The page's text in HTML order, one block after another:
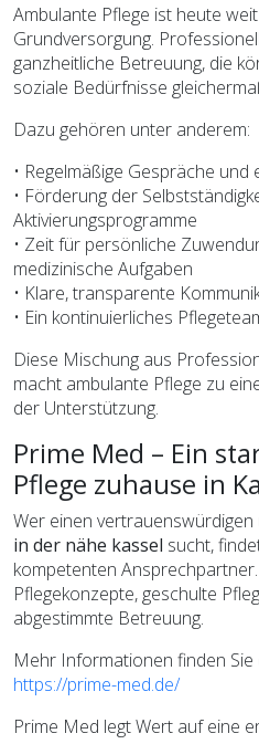
Ambulante Pflege ist heute
Grundversorgung.
ganzheitliche Betreuung, die
soziale Bedürfnisse
Dazu gehören unter anderem:
• Regelmäßige Gespräche
• Förderung der
Aktivierungsprogramme
• Zeit für persönliche
medizinische Aufgaben
• Klare, transparente
• Ein kontinuierliches
Diese Mischung aus
macht ambulante Pflege zu
der Unterstützung.
Prime Med – Ein
Pflege zuhause in
Wer einen
in der nähe kassel sucht,
kompetenten
Pflegekonzepte, geschulte
abgestimmte Betreuung.
Mehr Informationen finden Sie
https://prime-med.de/
Prime Med legt Wert auf eine